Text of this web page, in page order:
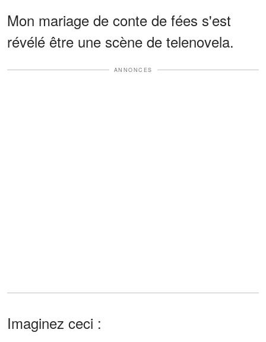
Mon mariage de conte de fées s'est
révélé être une scène de telenovela.
ANNONCES
Imaginez ceci :